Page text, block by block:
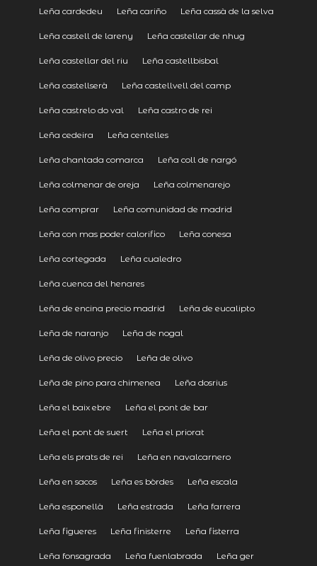
Leña cardedeu Leña cariño Leña cassà de la selva
Leña castell de lareny Leña castellar de nhug
Leña castellar del riu Leña castellbisbal
Leña castellserà Leña castellvell del camp
Leña castrelo do val Leña castro de rei
Leña cedeira Leña centelles
Leña chantada comarca Leña coll de nargó
Leña colmenar de oreja Leña colmenarejo
Leña comprar Leña comunidad de madrid
Leña con mas poder calorifico Leña conesa
Leña cortegada Leña cualedro
Leña cuenca del henares
Leña de encina precio madrid Leña de eucalipto
Leña de naranjo Leña de nogal
Leña de olivo precio Leña de olivo
Leña de pino para chimenea Leña dosrius
Leña el baix ebre Leña el pont de bar
Leña el pont de suert Leña el priorat
Leña els prats de rei Leña en navalcarnero
Leña en sacos Leña es bòrdes Leña escala
Leña esponellà Leña estrada Leña farrera
Leña figueres Leña finisterre Leña fisterra
Leña fonsagrada Leña fuenlabrada Leña ger